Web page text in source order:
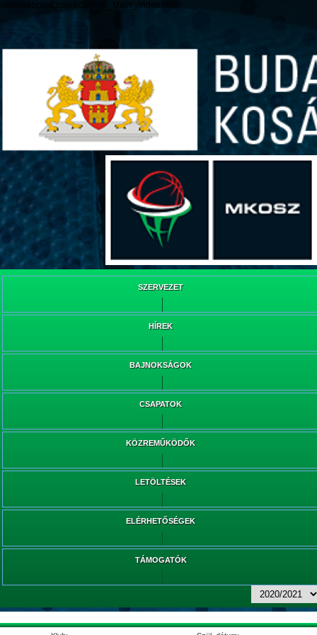
/web/webpont.com/kcs/html/_Main_/index.html
SZERVEZET
HÍREK
BAJNOKSÁGOK
CSAPATOK
KÖZREMŰKÖDŐK
LETÖLTÉSEK
ELÉRHETŐSÉGEK
TÁMOGATÓK